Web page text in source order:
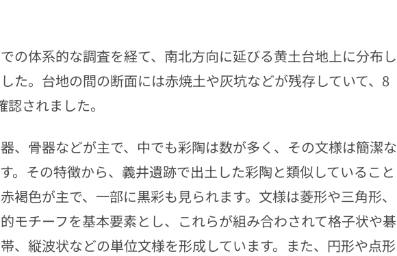
の体系的な調査を経て、南北方向に延びる黄土台地上に分布し
た。台地の間の断面には赤焼土や灰坑などが残存していて、8
されました。
、骨器などが主で、中でも彩陶は数が多く、その文様は簡潔な
。その特徴から、義井遺跡で出土した彩陶と類似していること
褐色が主で、一部に黒彩も見られます。文様は菱形や三角形、
モチーフを基本要素とし、これらが組み合わされて格子状や碁
、縦波状などの単位文様を形成しています。また、円形や点形